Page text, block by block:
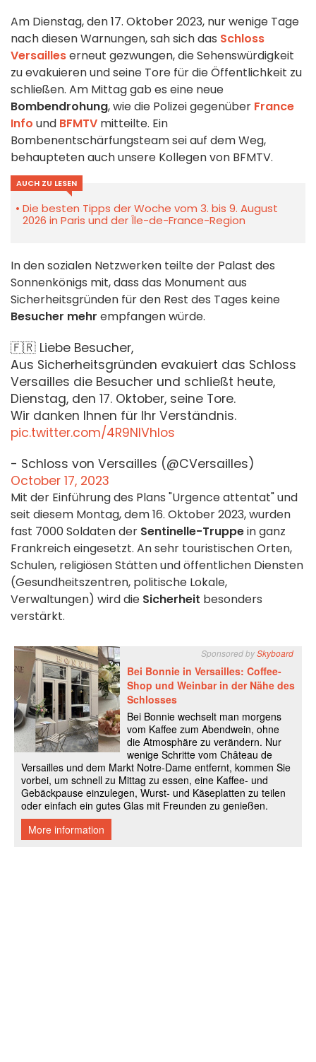
Am Dienstag, den 17. Oktober 2023, nur wenige Tage
nach diesen Warnungen, sah sich das Schloss
Versailleserneut gezwungen, die Sehenswürdigkeit
zu evakuieren und seine Tore für die Öffentlichkeit zu
schließen. Am Mittag gab es eine neue
Bombendrohung, wie die Polizei gegenüber France
Info und BFMTV mitteilte. Ein
Bombenentschärfungsteam sei auf dem Weg,
behaupteten auch unsere Kollegen von BFMTV.
AUCH ZU LESEN
Die besten Tipps der Woche vom 3. bis 9. August
2026 in Paris und der Île-de-France-Region
In den sozialen Netzwerken teilte der Palast des
Sonnenkönigs mit, dass das Monument aus
Sicherheitsgründen für den Rest des Tages keine
Besucher mehr empfangen würde.
🇫🇷 Liebe Besucher,
Aus Sicherheitsgründen evakuiert das Schloss
Versailles die Besucher und schließt heute,
Dienstag, den 17. Oktober, seine Tore.
Wir danken Ihnen für Ihr Verständnis.
pic.twitter.com/4R9NlVhIos
- Schloss von Versailles (@CVersailles)
October 17, 2023
Mit der Einführung des Plans "Urgence attentat" und
seit diesem Montag, dem 16. Oktober 2023, wurden
fast 7000Soldaten der Sentinelle-Truppein ganz
Frankreich eingesetzt. An sehr touristischen Orten,
Schulen, religiösen Stätten und öffentlichen Diensten
(Gesundheitszentren, politische Lokale,
Verwaltungen) wird die Sicherheit besonders
verstärkt.